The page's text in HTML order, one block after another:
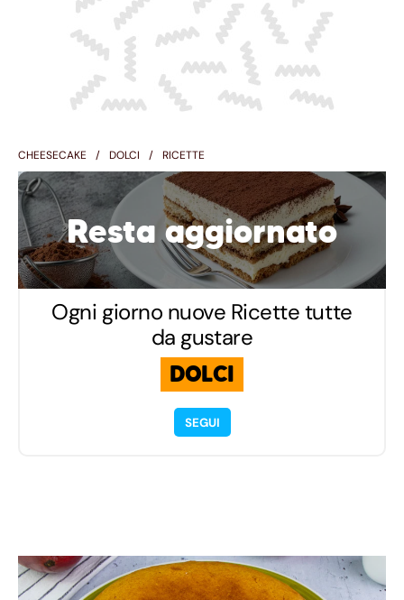
CHEESECAKE DOLCI RICETTE
Resta aggiornato
Ogni giorno nuove Ricette tutte
da gustare
DOLCI
SEGUI